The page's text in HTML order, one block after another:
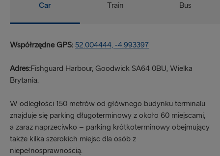
Car Train Bus
Współrzędne GPS: 52.004444, -4.993397
Adres:Fishguard Harbour, Goodwick SA64 0BU, Wielka
Brytania.
W odległości 150 metrów od głównego budynku terminalu
znajduje się parking długoterminowy z około 60 miejscami,
a zaraz naprzeciwko – parking krótkoterminowy obejmujący
także kilka szerokich miejsc dla osób z
niepełnosprawnością.